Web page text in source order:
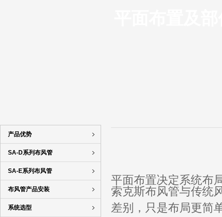
产品优势
SA-D系列布风管
SA-E系列布风管
布风管产品安装
系统选型
平面布置决定系统布
索克斯布风管与传统
差别，只是布局更简